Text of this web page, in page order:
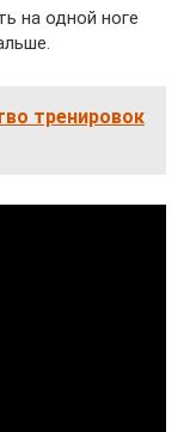
на одной ноге
тренировок